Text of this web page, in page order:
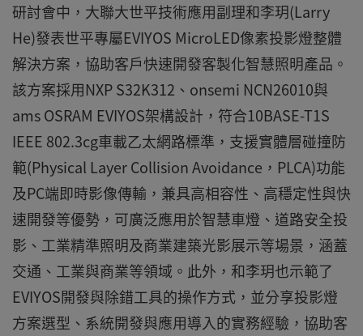
研討會中，大聯大世平技術應用副理和李玥(Larry
He)發表世平專屬EVIYOS MicroLED像素投影燈整體
解決方案，協助客戶快速開發客製化智慧照明產品。
該方案採用NXP S32K312、onsemi NCN26010與
ams OSRAM EVIYOS架構設計，符合10BASE-T1S
IEEE 802.3cg車載乙太網路標準，支援實體層碰撞防
範(Physical Layer Collision Avoidance，PLCA)功能
及PC端即時影像傳輸，兼具高相容性、高穩定性與快
速開發等優勢，可廣泛應用於智慧車燈、道路安全投
影、工業精準照明及商業建築光影展示等場景，涵蓋
交通、工業與商業等領域。此外，和李玥也示範了
EVIYOS開發與除錯工具的操作方式，並分享投影燈
方案選型、系統開發與應用導入的實務經驗，協助客